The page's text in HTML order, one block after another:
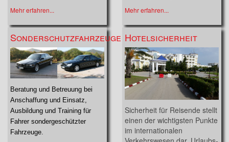
Mehr erfahren... Mehr erfahren...
Sonderschutzfahrzeuge
Beratung und Betreuung bei
Anschaffung und Einsatz,
Ausbildung und Training für
Fahrer sondergeschützter
Fahrzeuge.
Hotelsicherheit
Sicherheit für Reisende stellt
einen der wichtigsten Punkte
im internationalen